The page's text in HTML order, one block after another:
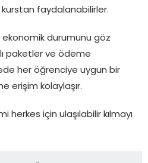
faydalanabilirler.
ekonomik durumunu göz
paketler ve ödeme
her öğrenciye uygun bir
erişim kolaylaşır.
herkes için ulaşılabilir kılmayı